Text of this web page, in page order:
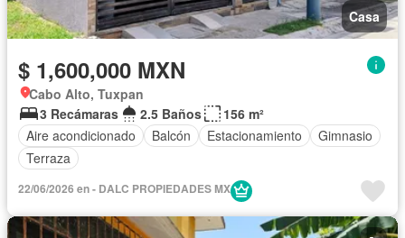
Casa
$ 1,600,000 MXN
Cabo Alto, Tuxpan
3 Recámaras
2.5 Baños
156 m²
Aire acondicionado
Balcón Estacionamiento
Gimnasio
Terraza
22/06/2026 en - DALC PROPIEDADES MX